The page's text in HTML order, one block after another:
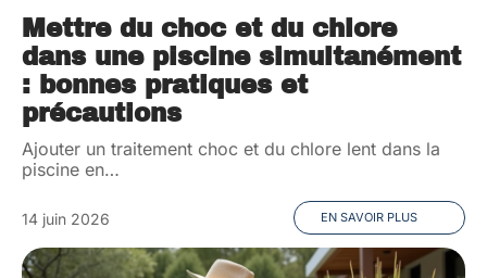
Mettre du choc et du chlore
dans une piscine simultanément
: bonnes pratiques et
précautions
Ajouter un traitement choc et du chlore lent dans la
piscine en…
14 juin 2026 EN SAVOIR PLUS